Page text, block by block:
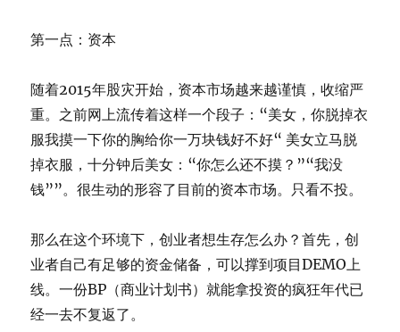
第一点：资本
随着2015年股灾开始，资本市场越来越谨慎，收缩严
重。之前网上流传着这样一个段子：“美女，你脱掉衣
服我摸一下你的胸给你一万块钱好不好“ 美女立马脱
掉衣服，十分钟后美女：“你怎么还不摸？”“我没
钱””。很生动的形容了目前的资本市场。只看不投。
那么在这个环境下，创业者想生存怎么办？首先，创
业者自己有足够的资金储备，可以撑到项目DEMO上
线。一份BP（商业计划书）就能拿投资的疯狂年代已
经一去不复返了。